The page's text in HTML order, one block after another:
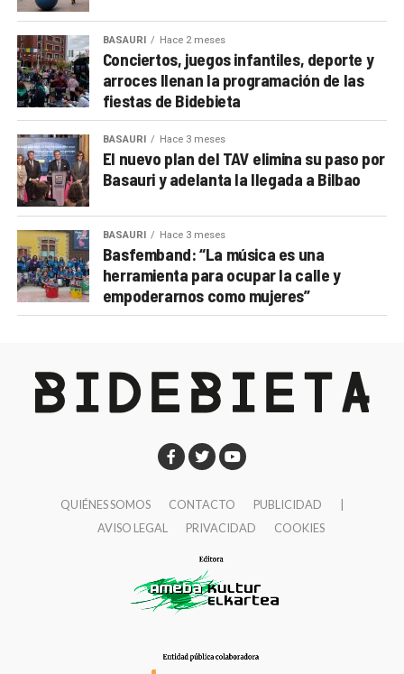
BASAURI Hace 2 meses
Conciertos, juegos infantiles, deporte y
arroces llenan la programación de las
fiestas de Bidebieta
BASAURI Hace 3 meses
El nuevo plan del TAV elimina su paso por
Basauri y adelanta la llegada a Bilbao
BASAURI Hace 3 meses
Basfemband: “La música es una
herramienta para ocupar la calle y
empoderarnos como mujeres”
QUIÉNES SOMOS CONTACTO PUBLICIDAD
|
AVISO LEGAL
PRIVACIDAD COOKIES